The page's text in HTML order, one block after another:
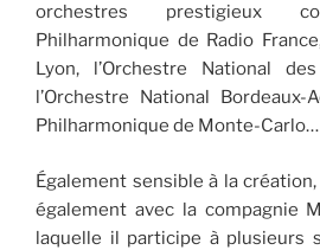
orchestres prestigieux
Philharmonique de Radio
Lyon, l’Orchestre National
l’Orchestre National Bordeaux-
Philharmonique de Monte-Carlo…
Également sensible à la
également avec la compagnie
laquelle il participe à plusieurs